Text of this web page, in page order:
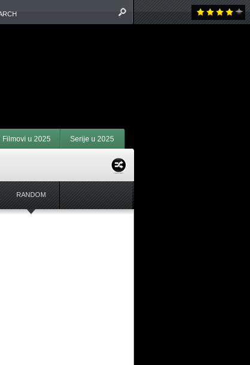
Filmovi u 2025 Serije u 2025
RANDOM